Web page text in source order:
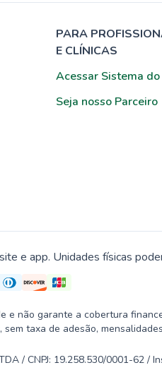
PARA
E CLÍNICAS
Acessar Sistema
Seja nosso Parceiro
e app. Unidades físicas
e não garante a cobertura
taxa de adesão,
/ CNPJ: 19.258.530/0001-62 /